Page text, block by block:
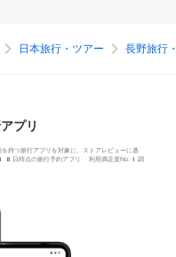
日本旅行・ツアー 長野旅行
プリ
持つ旅行アプリを対象に、ストアレビューに基
時点の旅行予約アプリ 利用満足度No.1調